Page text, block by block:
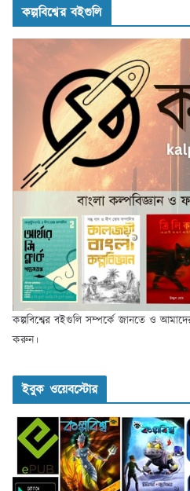
কল্পবিশ্বের বইগুলি
কল্পবিশ্বের বইগুলি সম্পর্কে জানতে ও
করুন।
ইবুক ওয়েবস্টোর